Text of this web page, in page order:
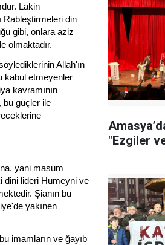
Lakin
Rableştirmeleri din
gibi, onlara aziz
olmaktadır.
Allah'ın
kabul etmeyenler
kavramının
bu güçler ile
yani masum
dini lideri Humeyni ve
Şianın bu
yakınen
imamların ve ğayıb
"Ezgiler